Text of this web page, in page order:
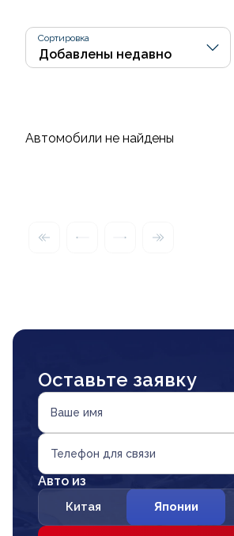
Сортировка
Автомобили не найдены
Оставьте заявку
Ваше имя
Телефон для связи
Авто из
Китая Японии